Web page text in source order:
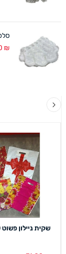
₪
שקית ניילון פשוט 5060